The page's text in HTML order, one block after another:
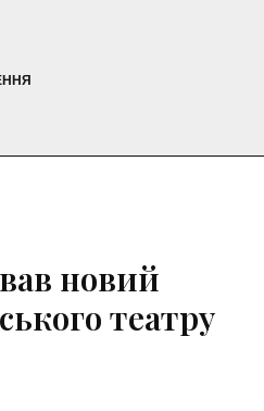
новий
театру